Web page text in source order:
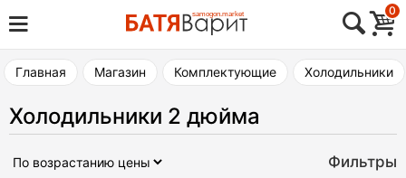
Skip
to
content
Товары для виноделия, самогоноварения,
пивоварения
0
Главная Магазин Комплектующие Холодильники
Холодильники 2 дюйма
Фильтры